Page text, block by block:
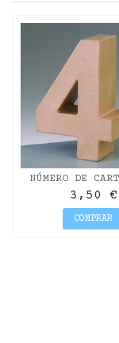
NÚMERO DE
20CM
3,50 €
COMPRAR